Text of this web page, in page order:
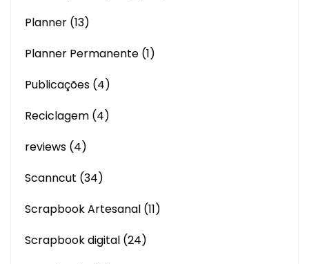
Planner (13)
Planner Permanente (1)
Publicações (4)
Reciclagem (4)
reviews (4)
Scanncut (34)
Scrapbook Artesanal (11)
Scrapbook digital (24)